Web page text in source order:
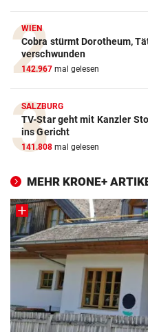
WIEN
Cobra stürmt Dorotheum,
verschwunden
142.967 mal gelesen
SALZBURG
TV-Star geht mit Kanzler
ins Gericht
141.808 mal gelesen
MEHR KRONE+